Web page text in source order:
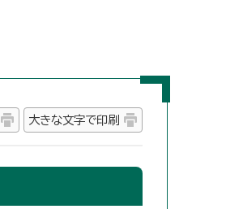
大きな文字で印刷